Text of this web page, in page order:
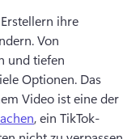
ihre
Von
und tiefen
Optionen. Das
Video ist eine der
, ein TikTok-